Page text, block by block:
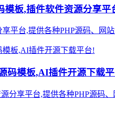
板,插件软件资源分享平
平台,提供各种PHP源码、网
码模板,AI插件开源下载
分享平台,提供各种PHP源码